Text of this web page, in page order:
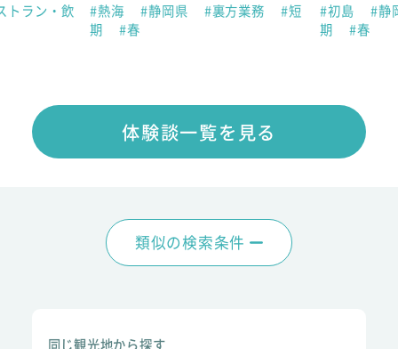
トラン・飲 #熱海 #静岡県 #裏方業務
#短
期
#春
#初島
#静
期
#春
体験談一覧を見る
類似の検索条件
同じ観光地から探す